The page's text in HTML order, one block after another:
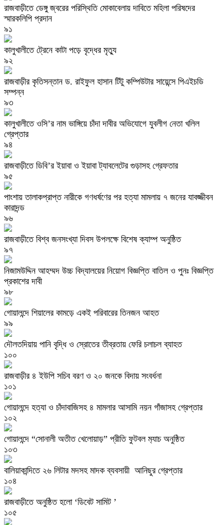
রাজবাড়ীতে ডেঙ্গু জ্বরের পরিস্থিতি মোকাবেলায় দাবিতে মহিলা পরিষদের
স্মারকলিপি প্রদান
৯১
কালুখালীতে ট্রেনে কাটা পড়ে বৃদ্ধের মৃত্যু
৯২
রাজবাড়ীর কৃতিসন্তান ড. রাইফুল হাসান টিটু কম্পিউটার সায়েন্সে পিএইচডি
সম্পন্ন
৯৩
কালুখালীতে ওসি’র নাম ভাঙ্গিয়ে চাঁদা দাবীর অভিযোগে যুবলীগ নেতা খলিল
গ্রেপ্তার
৯৪
রাজবাড়ীতে ডিবি’র ইয়াবা ও ইয়াবা ট্যাবলেটের গুড়াসহ গ্রেফতার
৯৫
পাংশায় তালাকপ্রাপ্ত নারীকে গণধর্ষণের পর হত্যা মামলায় ৭ জনের যাবজ্জীবন
কারাদন্ড
৯৬
রাজবাড়ীতে বিশ্ব জনসংখ্যা দিবস উপলক্ষে বিশেষ ক্যাম্প অনুষ্ঠিত
৯৭
নিজামউদ্দিন আহম্মদ উচ্চ বিদ্যালয়ের নিয়োগ বিজ্ঞপ্তি বাতিল ও পুনঃ বিজ্ঞপ্তি
প্রকাশের দাবী
৯৮
গোয়ালন্দে শিয়ালের কামড়ে একই পরিবারের তিনজন আহত
৯৯
দৌলতদিয়ায় পানি বৃদ্ধি ও স্রোতের তীব্রতায় ফেরি চলাচল ব্যাহত
১০০
রাজবাড়ীর ৪ ইউপি সচিব বরণ ও ২০ জনকে বিদায় সংবর্ধনা
১০১
গোয়ালন্দে হত্যা ও চাঁদাবাজিসহ ৪ মামলার আসামি নয়ন গাঁজাসহ গ্রেপ্তার
১০২
গোয়ালন্দে “সোনালী অতীত খেলোয়াড়” প্রীতি ফুটবল ম‍্যাচ অনুষ্ঠিত
১০৩
বালিয়াকান্দিতে ২৬ লিটার মদসহ মাদক ব্যবসায়ী আনিছুর গ্রেপ্তার
১০৪
রাজবাড়ীতে অনুষ্ঠিত হলো ‘ডিবেট সামিট ’
১০৫